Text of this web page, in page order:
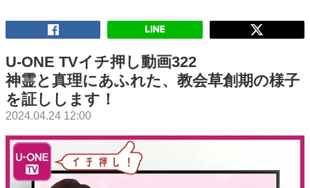
U-ONE TVイチ押し動画322
神霊と真理にあふれた、教会草創期の様子
を証しします！
2024.04.24 12:00